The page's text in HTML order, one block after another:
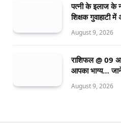
पत्नी के इलाज के
शिक्षक गुवाहाटी
August 9, 2026
राशिफल @ 09
आपका भाग्य…
August 9, 2026